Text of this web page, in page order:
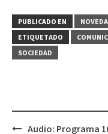
PUBLICADO EN
ETIQUETADO
SOCIEDAD
Audio: Programa